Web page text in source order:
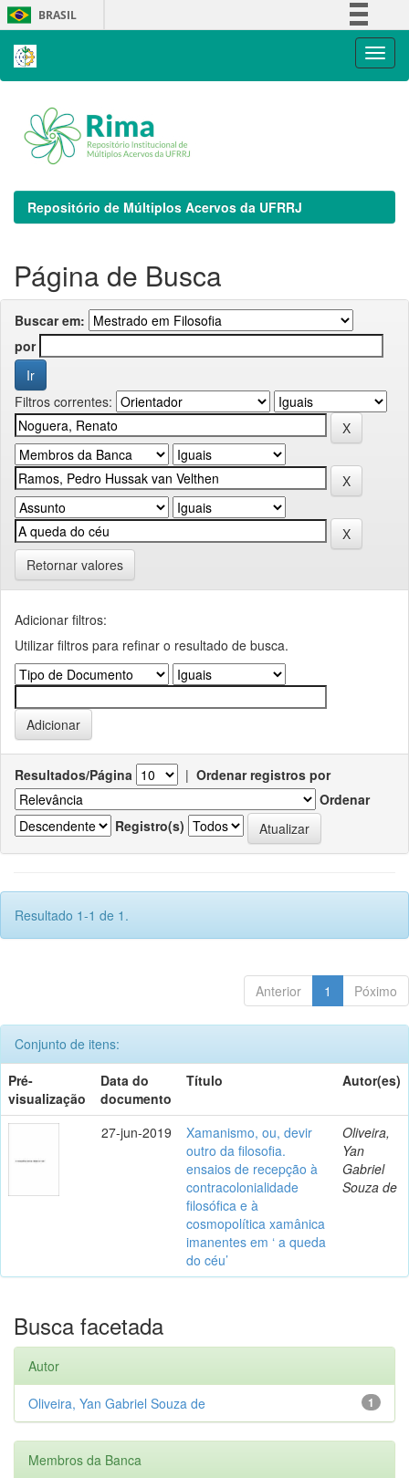
Skip
navigation
BRASIL
Repositório de Múltiplos Acervos da UFRRJ
Página de Busca
Buscar em:
por
Filtros correntes:
Retornar valores
Adicionar filtros:
Utilizar filtros para refinar o resultado de busca.
Resultados/Página | Ordenar registros por
Ordenar
Registro(s)
Resultado 1-1 de 1.
Anterior 1 Póximo
Conjunto de itens:
Pré-
visualização
Data do
documento
Título Autor(es)
27-jun-2019
Xamanismo, ou, devir
outro da filosofia.
ensaios de recepção à
contracolonialidade
filosófica e à
cosmopolítica xamânica
imanentes em ‘ a queda
do céu’
Oliveira,
Yan
Gabriel
Souza de
Busca facetada
Autor
1
Oliveira, Yan Gabriel Souza de
Membros da Banca